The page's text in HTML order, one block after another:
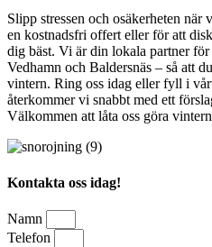
Slipp stressen och osäkerheten
en kostnadsfri offert eller för att
dig bäst. Vi är din lokala partner
Vedhamn och Baldersnäs – så att
vintern. Ring oss idag eller fyll i
återkommer vi snabbt med ett
Välkommen att låta oss göra
Kontakta oss idag!
Namn
Telefon